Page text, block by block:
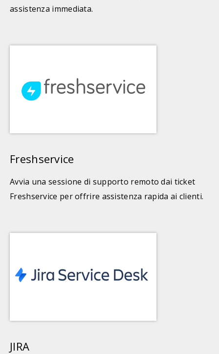
assistenza immediata.
Freshservice
Avvia una sessione di supporto remoto dai ticket
Freshservice per offrire assistenza rapida ai clienti.
JIRA